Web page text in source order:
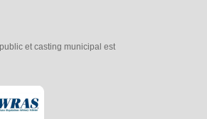
et casting municipal est